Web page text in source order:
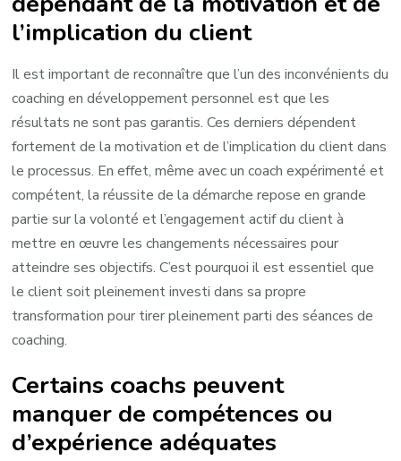
l’implication du client
Il est important de reconnaître que l’un des inconvénients du
coaching en développement personnel est que les
résultats ne sont pas garantis. Ces derniers dépendent
fortement de la motivation et de l’implication du client dans
le processus. En effet, même avec un coach expérimenté et
compétent, la réussite de la démarche repose en grande
partie sur la volonté et l’engagement actif du client à
mettre en œuvre les changements nécessaires pour
atteindre ses objectifs. C’est pourquoi il est essentiel que
le client soit pleinement investi dans sa propre
transformation pour tirer pleinement parti des séances de
coaching.
Certains coachs peuvent
manquer de compétences ou
d’expérience adéquates